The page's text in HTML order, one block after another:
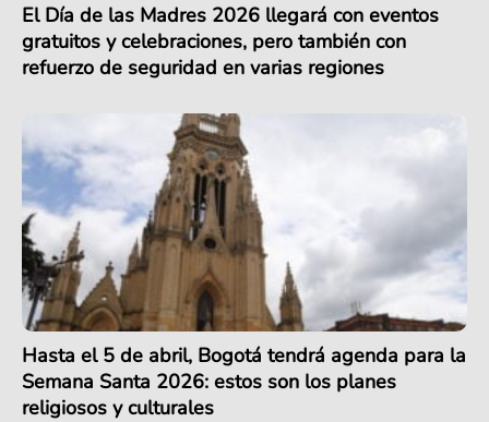
El Día de las Madres 2026 llegará con eventos
gratuitos y celebraciones, pero también con
refuerzo de seguridad en varias regiones
Hasta el 5 de abril, Bogotá tendrá agenda para la
Semana Santa 2026: estos son los planes
religiosos y culturales